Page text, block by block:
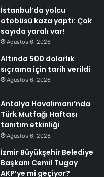
İstanbul’da yolcu
otobüsü kaza yaptı: Çok
sayıda yaralı var!
Ağustos 6, 2026
Altında 500 dolarlık
sıçrama için tarih verildi
Ağustos 6, 2026
Antalya Havalimanı’nda
Türk Mutfağı Haftası
tanıtım etkinliği
Ağustos 6, 2026
İzmir Büyükşehir Belediye
Başkanı Cemil Tugay
AKP’ye mi geçiyor?